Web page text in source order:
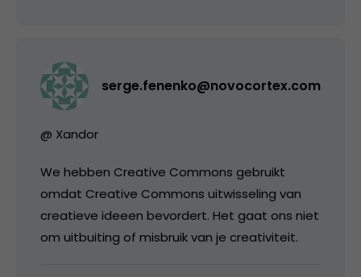
serge.fenenko@novocortex.com
@ Xandor
We hebben Creative Commons gebruikt
omdat Creative Commons uitwisseling van
creatieve ideeen bevordert. Het gaat ons niet
om uitbuiting of misbruik van je creativiteit.